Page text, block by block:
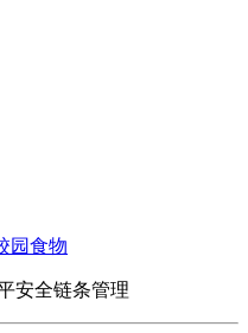
园食物
安全链条管理